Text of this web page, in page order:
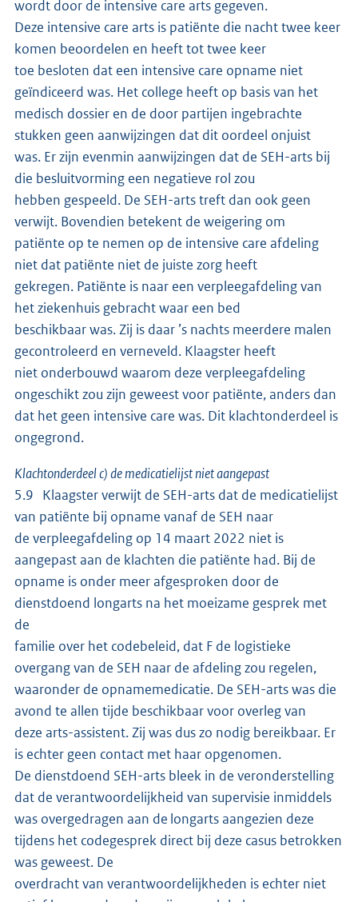
wordt door de intensive care arts gegeven.
Deze intensive care arts is patiënte die nacht twee keer
komen beoordelen en heeft tot twee keer
toe besloten dat een intensive care opname niet
geïndiceerd was. Het college heeft op basis van het
medisch dossier en de door partijen ingebrachte
stukken geen aanwijzingen dat dit oordeel onjuist
was. Er zijn evenmin aanwijzingen dat de SEH-arts bij
die besluitvorming een negatieve rol zou
hebben gespeeld. De SEH-arts treft dan ook geen
verwijt. Bovendien betekent de weigering om
patiënte op te nemen op de intensive care afdeling
niet dat patiënte niet de juiste zorg heeft
gekregen. Patiënte is naar een verpleegafdeling van
het ziekenhuis gebracht waar een bed
beschikbaar was. Zij is daar ’s nachts meerdere malen
gecontroleerd en verneveld. Klaagster heeft
niet onderbouwd waarom deze verpleegafdeling
ongeschikt zou zijn geweest voor patiënte, anders dan
dat het geen intensive care was. Dit klachtonderdeel is
ongegrond.
Klachtonderdeel c) de medicatielijst niet aangepast
5.9 Klaagster verwijt de SEH-arts dat de medicatielijst
van patiënte bij opname vanaf de SEH naar
de verpleegafdeling op 14 maart 2022 niet is
aangepast aan de klachten die patiënte had. Bij de
opname is onder meer afgesproken door de
dienstdoend longarts na het moeizame gesprek met
de
familie over het codebeleid, dat F de logistieke
overgang van de SEH naar de afdeling zou regelen,
waaronder de opnamemedicatie. De SEH-arts was die
avond te allen tijde beschikbaar voor overleg van
deze arts-assistent. Zij was dus zo nodig bereikbaar. Er
is echter geen contact met haar opgenomen.
De dienstdoend SEH-arts bleek in de veronderstelling
dat de verantwoordelijkheid van supervisie inmiddels
was overgedragen aan de longarts aangezien deze
tijdens het codegesprek direct bij deze casus betrokken
was geweest. De
overdracht van verantwoordelijkheden is echter niet